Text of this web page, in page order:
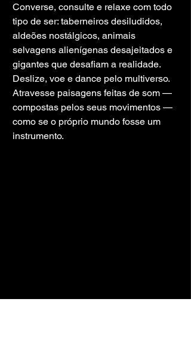
Converse, consulte e relaxe com todo
tipo de ser: taberneiros desiludidos,
aldeões nostálgicos, animais
selvagens alienígenas desajeitados e
gigantes que desafiam a realidade.
Deslize, voe e dance pelo multiverso.
Atravesse paisagens feitas de som —
compostas pelos seus movimentos —
como se o próprio mundo fosse um
instrumento.